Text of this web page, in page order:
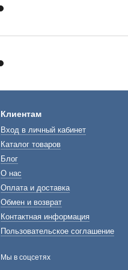
Клиентам
Вход в личный кабинет
Каталог товаров
Блог
О нас
Оплата и доставка
Обмен и возврат
Контактная информация
Пользовательское соглашение
Мы в соцсетях